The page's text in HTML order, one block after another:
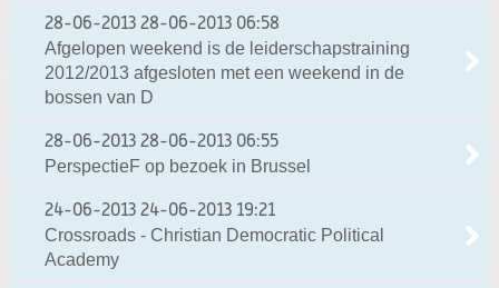
28-06-2013 28-06-2013 06:58
Afgelopen weekend is de leiderschapstraining
2012/2013 afgesloten met een weekend in de
bossen van D
28-06-2013 28-06-2013 06:55
PerspectieF op bezoek in Brussel
24-06-2013 24-06-2013 19:21
Crossroads - Christian Democratic Political
Academy